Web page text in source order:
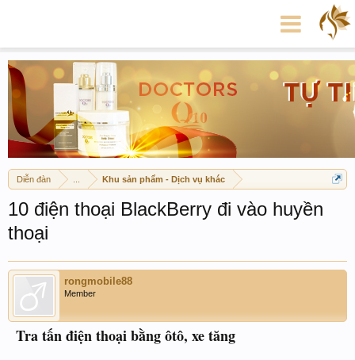
Diễn đàn Khu sản phẩm - Dịch vụ khác
10 điện thoại BlackBerry đi vào huyền
thoại
rongmobile88
Member
Tra tấn điện thoại bằng ôtô, xe tăng